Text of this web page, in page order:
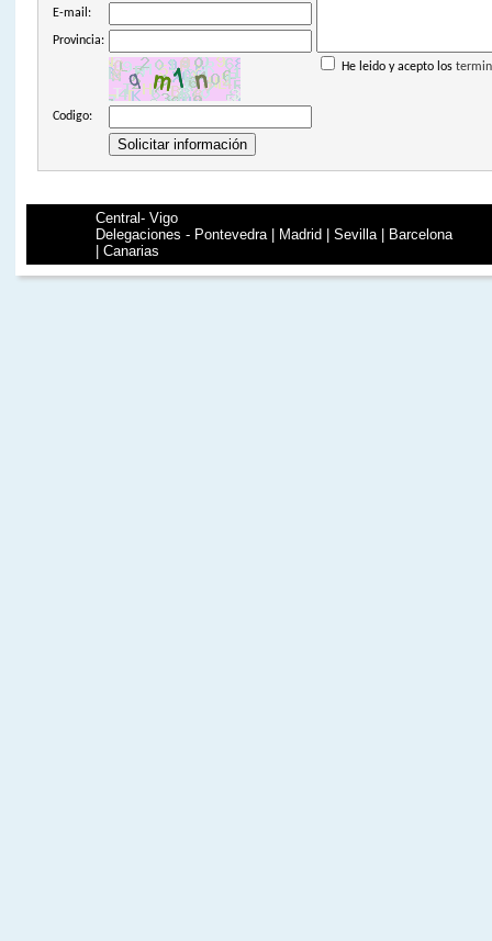
He leido y acepto los
E-mail:
Provincia:
Codigo:
Central- Vigo
Delegaciones - Pontevedra | Madrid | Sevilla | Barcelona
| Canarias